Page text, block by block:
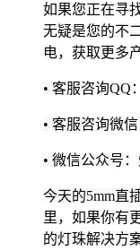
如果您正在寻
无疑是您的不
电，获取更多
• 客服咨询QQ
• 客服咨询微
• 微信公众号
今天的5mm直
里，如果你有
的灯珠解决方